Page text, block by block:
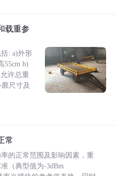
载重参
: a)外形
55cm b)
许总重
尺寸及
常
的正常范围及影响因素，重
（典型值为-3dBm